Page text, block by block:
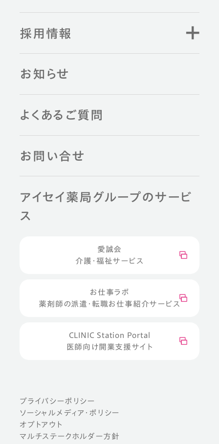
採用情報
お知らせ
よくあるご質問
お問い合せ
アイセイ薬局グループのサービ
ス
愛誠会
介護・福祉サービス
お仕事ラボ
薬剤師の派遣・転職お仕事紹介サービス
CLINIC Station Portal
医師向け開業支援サイト
プライバシーポリシー
ソーシャルメディア・ポリシー
オプトアウト
マルチステークホルダー方針